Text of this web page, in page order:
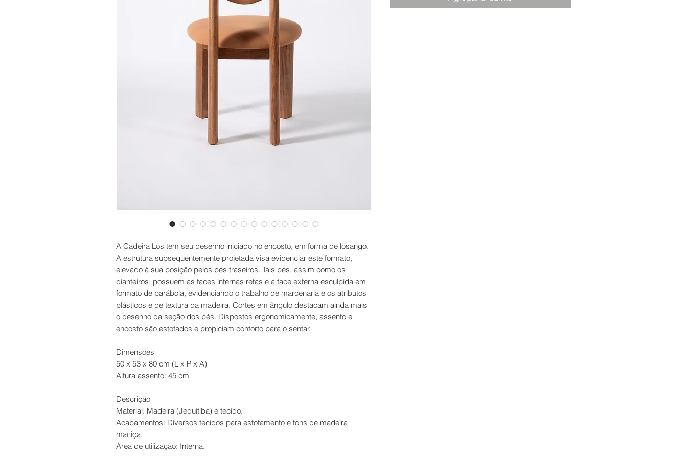
A Cadeira Los tem seu desenho iniciado no encosto, em forma de losango.
A estrutura subsequentemente projetada visa evidenciar este formato,
elevado à sua posição pelos pés traseiros. Tais pés, assim como os
dianteiros, possuem as faces internas retas e a face externa esculpida em
formato de parábola, evidenciando o trabalho de marcenaria e os atributos
plásticos e de textura da madeira. Cortes em ângulo destacam ainda mais
o desenho da seção dos pés. Dispostos ergonomicamente, assento e
encosto são estofados e propiciam conforto para o sentar.
Dimensões
50 x 53 x 80 cm (L x P x A)
Altura assento: 45 cm
Descrição
Material: Madeira (Jequitibá) e tecido.
Acabamentos: Diversos tecidos para estofamento e tons de madeira
maciça.
Área de utilização: Interna.